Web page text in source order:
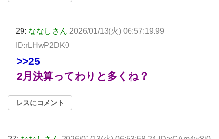
29: ななしさん 2026/01/13(火) 06:57:19.99
ID:rLHwP2DK0
>>25
2月決算ってわりと多くね？
レスにコメント